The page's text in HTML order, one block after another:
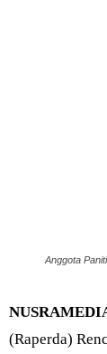
Anggota
(Raperda)